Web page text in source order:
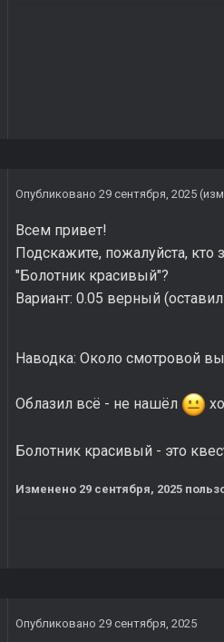
Опубликовано 29 сентября, 2025
Всем привет!
Подскажите, пожалуйста, кто
"Болотник красивый"?
Вариант: 0.05 верный
Наводка: Около смотровой
Облазил всё - не нашёл
Болотник красивый - это
Изменено 29 сентября, 2025
Опубликовано 29 сентября, 2025